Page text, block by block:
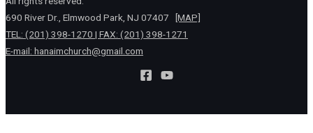
690 River Dr., Elmwood Park, NJ 07407
[MAP]
TEL: (201) 398-1270 | FAX: (201) 398-1271
E-mail: hanaimchurch@gmail.com